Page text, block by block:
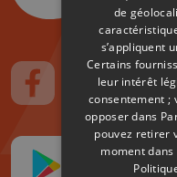
Suivez-nous surSuivez-
de
s’appliquent
Certains
leur intérêt
consentement ;
opposer dans
pouvez retirer
moment dans